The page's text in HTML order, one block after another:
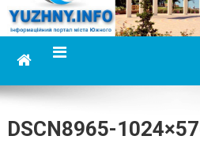
DSCN8965-